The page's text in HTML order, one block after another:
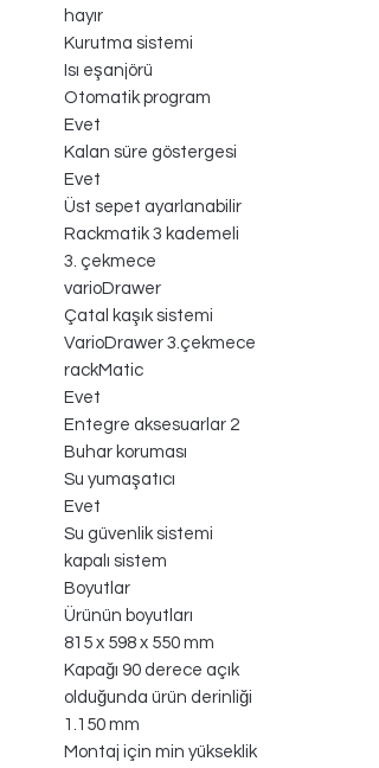
hayır
Kurutma sistemi
Isı eşanjörü
Otomatik program
Evet
Kalan süre göstergesi
Evet
Üst sepet ayarlanabilir
Rackmatik 3 kademeli
3. çekmece
varioDrawer
Çatal kaşık sistemi
VarioDrawer 3.çekmece
rackMatic
Evet
Entegre aksesuarlar 2
Buhar koruması
Su yumaşatıcı
Evet
Su güvenlik sistemi
kapalı sistem
Boyutlar
Ürünün boyutları
815 x 598 x 550 mm
Kapağı 90 derece açık
olduğunda ürün derinliği
1.150 mm
Montaj için min yükseklik